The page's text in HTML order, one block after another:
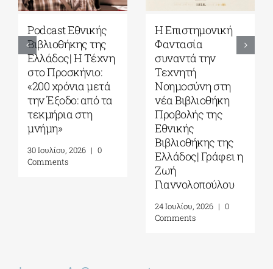
Εκδόσεις Πατάκη|
Γιάνης
Βαρουφάκης: Την
ψυχή ψηλά: Πέντε
γυναίκες που μου
δίδαξαν την
αντίσταση στον
φασισμό, στον
στον σοβινιστή
μέσα μου
Υπόγειες
Διαδρομές: Από το
Έπος του
Γκιλγκαμές στην
Οδύσσεια| Γράφει
ο Πάνος Λιάκος
31 Ιουλίου, 2026
Comments